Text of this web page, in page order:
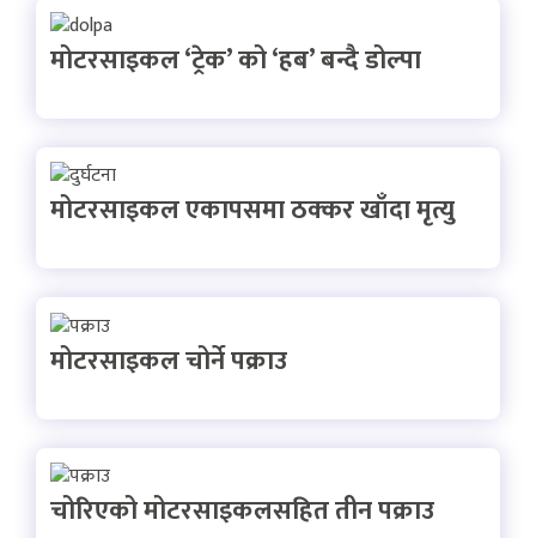
मोटरसाइकल ‘ट्रेक’ को ‘हब’ बन्दै डोल्पा
मोटरसाइकल एकापसमा ठक्कर खाँदा मृत्यु
मोटरसाइकल चोर्ने पक्राउ
चोरिएको मोटरसाइकलसहित तीन पक्राउ